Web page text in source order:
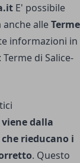
E' possibile
alleTerme
informazioni in
Terme di Salice-
dalla
rieducano i
. Questo